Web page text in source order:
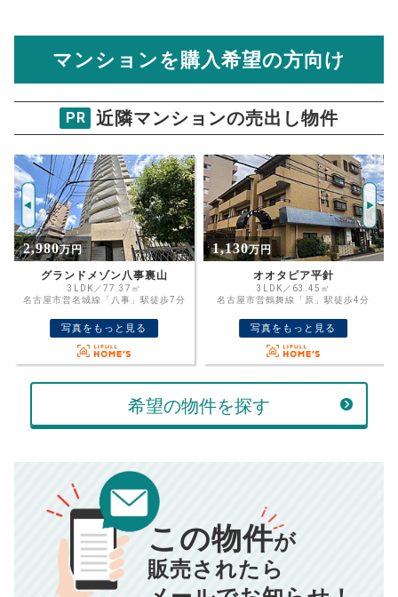
計算できます。
物件価格
万円
ご希望の
返済期間
年
住宅ローン
金利
%
ボーナス
返済金額
万円
万円
返済シミュレーション計算結果
毎月の支払額 834
から売却にかかる諸経費が自動で算出され、手元に残る
金額がわかります。
ライオンズマンション原第2
試算条件 70㎡・5階
推定売却価格：2120万円
資金計画のために査定額や希望売却価
格を入力して活用するのもおすすめ◎
売却価格
計算する
00万円
■仲介手数料／ 00万円
■売買契約書印紙／ 0
■抵当権抹消費用／0万円
※購入価格よりも売却価格が高い場合、譲渡所得税が発生する
マンションを購入希望の方向け
PR 近隣マンションの売出し物件
1,130万円
オオタピア平針
3LDK／63.45㎡
名古屋市営鶴舞線「原」駅徒歩4分
写真をもっと見る
400万円
中古マンション 相生山団地51棟
2DK／57.06㎡
名古屋市営桜通線「相生山」駅徒歩8分
写真をもっと見る
希望の物件を探す
この物件が
販売されたら